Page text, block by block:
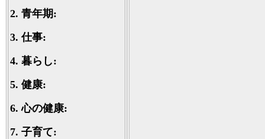
2. 青年期:
3.仕事:
4. 暮らし:
5. 健康:
6.心の健康:
7. 子育て: